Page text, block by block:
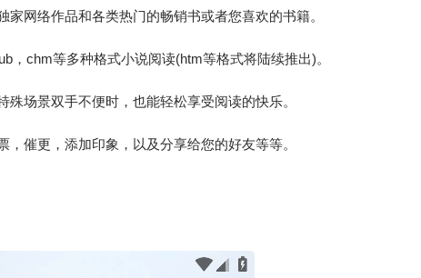
网络作品和各类热门的畅销书或者您喜欢的书籍。
chm等多种格式小说阅读(htm等格式将陆续推出)。
场景双手不便时，也能轻松享受阅读的快乐。
催更，添加印象，以及分享给您的好友等等。